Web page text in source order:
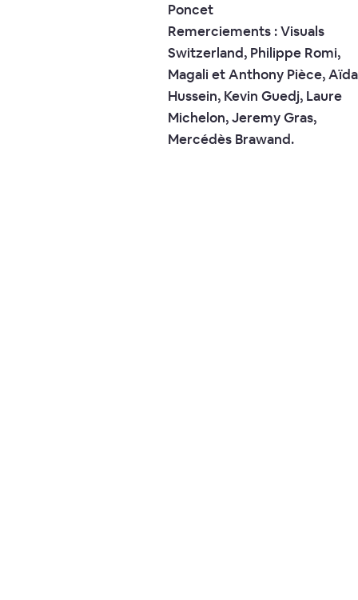
Poncet
Remerciements : Visuals
Switzerland, Philippe Romi,
Magali et Anthony Pièce, Aïda
Hussein, Kevin Guedj, Laure
Michelon, Jeremy Gras,
Mercédès Brawand.